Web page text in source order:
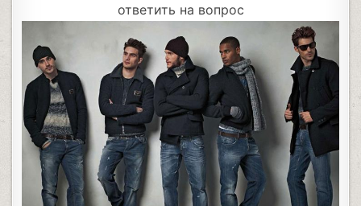
ответить на вопрос